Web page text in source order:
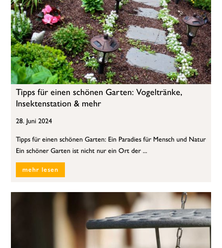
Tipps für einen schönen Garten: Vogeltränke,
Insektenstation & mehr
28. Juni 2024
Tipps für einen schönen Garten: Ein Paradies für Mensch und Natur
Ein schöner Garten ist nicht nur ein Ort der ...
mehr lesen